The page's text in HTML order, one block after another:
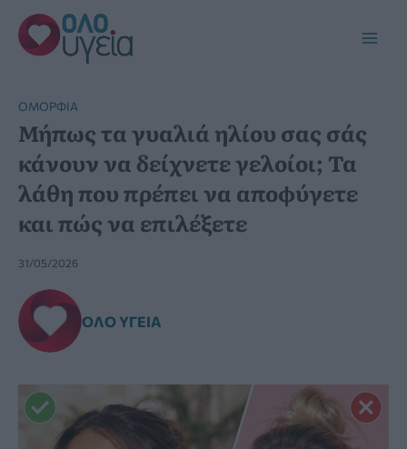
Μετάβαση
στο
περιεχόμενο
ΟΜΟΡΦΙΆ
Μήπως τα γυαλιά ηλίου σας σάς
κάνουν να δείχνετε γελοίοι; Τα
λάθη που πρέπει να αποφύγετε
και πώς να επιλέξετε
31/05/2026
ΌΛΟ ΥΓΕΊΑ